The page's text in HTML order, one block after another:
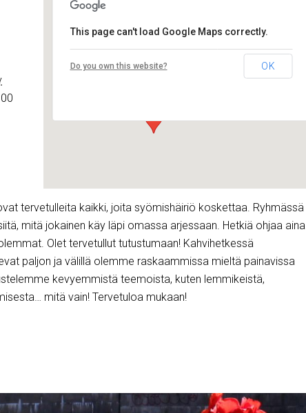
Lounais-Suomen – SYLI ry
Maariankatu 8 D 104 - Turku
This page can't load Google Maps correctly.
Do you own this website? OK
tervetulleita kaikki, joita syömishäiriö koskettaa. Ryhmässä
mitä jokainen käy läpi omassa arjessaan. Hetkiä ohjaa aina
Olet tervetullut tutustumaan! Kahvihetkessä
paljon ja välillä olemme raskaammissa mieltä painavissa
kevyemmistä teemoista, kuten lemmikeistä,
mitä vain! Tervetuloa mukaan!